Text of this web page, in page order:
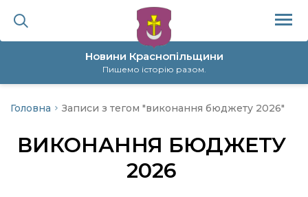
Новини Краснопільщини
Пишемо історію разом.
політика
Головна Записи з тегом "виконання бюджету 2026"
ВИКОНАННЯ БЮДЖЕТУ
2026